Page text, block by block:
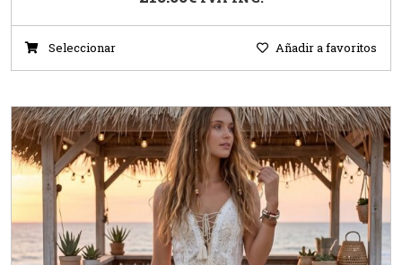
Seleccionar Añadir a favoritos